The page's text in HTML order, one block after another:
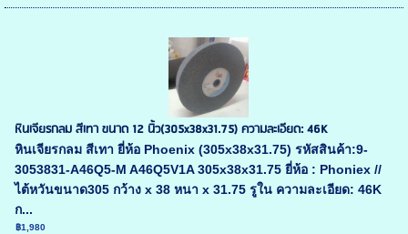
หินเจียรกลม สีเทา ขนาด 12 นิ้ว(305x38x31.75) ความละเอียด: 46K
หินเจียรกลม สีเทา ยี่ห้อ Phoenix (305x38x31.75) รหัสสินค้า:9-
3053831-A46Q5-M A46Q5V1A 305x38x31.75 ยี่ห้อ : Phoniex //
ไต้หวันขนาด305 กว้าง x 38 หนา x 31.75 รูใน ความละเอียด: 46K
ก...
฿1,980